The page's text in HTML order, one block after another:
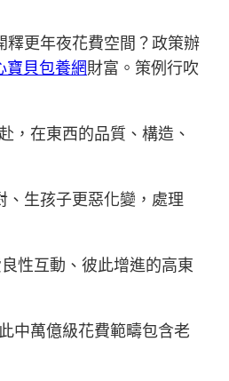
釋更年夜花費空間？政策辦
寶貝包養網財富。策例行吹
，在東西的品質、構造、
、生孩子更惡化變，處理
性互動、彼此增進的高東
中萬億級花費範疇包含老